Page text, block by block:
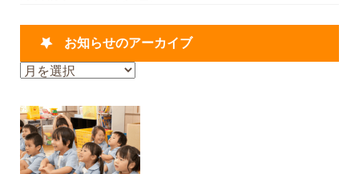
お知らせのアーカイブ
お
ら
せ
の
ア